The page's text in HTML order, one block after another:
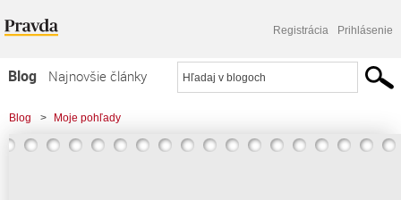
Registrácia Prihlásenie
Blog
Najnovšie články
Najčítanejšie články
Najkomentovanejšie články
Blog > Moje pohľady
> Prvé zavretie vyšetrovacieho spisu za smrťou PÁNA Milana Lučanského -